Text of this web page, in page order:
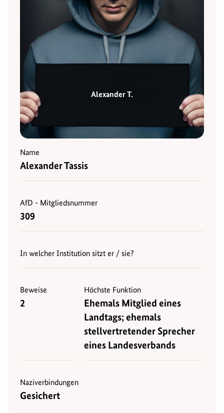
Alexander T.
Name
Alexander Tassis
AfD - Mitgliedsnummer
309
In welcher Institution sitzt er / sie?
Beweise
2
Höchste Funktion
Ehemals Mitglied eines
Landtags; ehemals
stellvertretender Sprecher
eines Landesverbands
Naziverbindungen
Gesichert